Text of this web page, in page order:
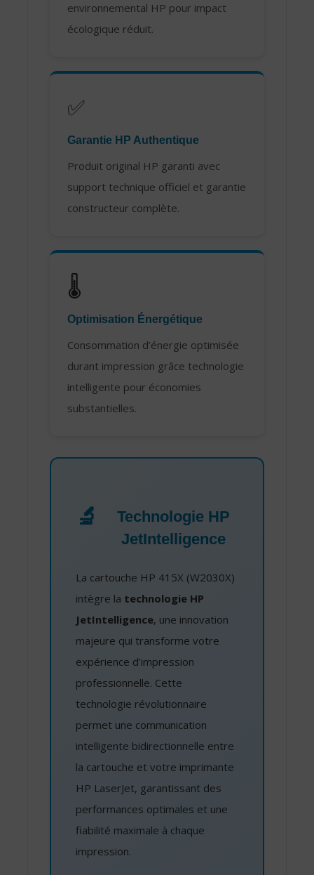
environnemental HP pour impact
écologique réduit.
✅
Garantie HP Authentique
Produit original HP garanti avec
support technique officiel et garantie
constructeur complète.
🌡️
Optimisation Énergétique
Consommation d’énergie optimisée
durant impression grâce technologie
intelligente pour économies
substantielles.
🔬
Technologie HP
JetIntelligence
La cartouche HP 415X (W2030X)
intègre la technologie HP
JetIntelligence, une innovation
majeure qui transforme votre
expérience d’impression
professionnelle. Cette
technologie révolutionnaire
permet une communication
intelligente bidirectionnelle entre
la cartouche et votre imprimante
HP LaserJet, garantissant des
performances optimales et une
fiabilité maximale à chaque
impression.